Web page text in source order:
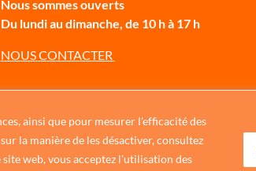
ainsi que pour mesurer l'efficacité des
la manière de les désactiver, consultez
web, vous acceptez l'utilisation des
Nous sommes ouverts
Du lundi au dimanche, de 10 h à 17 h
NOUS CONTACTER